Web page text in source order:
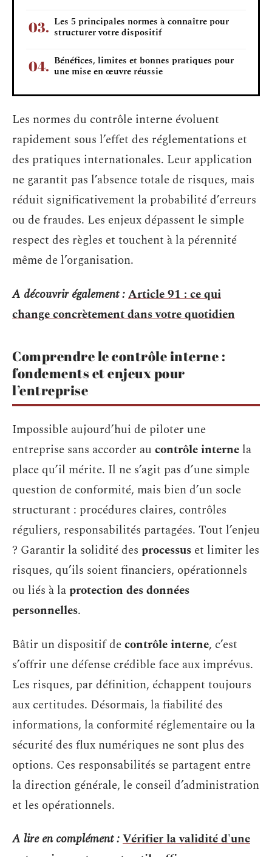
Les 5 principales normes à connaître pour
structurer votre dispositif
Bénéfices, limites et bonnes pratiques pour
une mise en œuvre réussie
Les normes du contrôle interne évoluent
rapidement sous l’effet des réglementations et
des pratiques internationales. Leur application
ne garantit pas l’absence totale de risques, mais
réduit significativement la probabilité d’erreurs
ou de fraudes. Les enjeux dépassent le simple
respect des règles et touchent à la pérennité
même de l’organisation.
A découvrir également :Article 91 : ce qui
change concrètement dans votre quotidien
Comprendre le contrôle interne :
fondements et enjeux pour
l’entreprise
Impossible aujourd’hui de piloter une
entreprise sans accorder au contrôle interne la
place qu’il mérite. Il ne s’agit pas d’une simple
question de conformité, mais bien d’un socle
structurant : procédures claires, contrôles
réguliers, responsabilités partagées. Tout l’enjeu
? Garantir la solidité des processus et limiter les
risques, qu’ils soient financiers, opérationnels
ou liés à laprotection des données
personnelles.
Bâtir un dispositif decontrôle interne, c’est
s’offrir une défense crédible face aux imprévus.
Les risques, par définition, échappent toujours
aux certitudes. Désormais, la fiabilité des
informations, la conformité réglementaire ou la
sécurité des flux numériques ne sont plus des
options. Ces responsabilités se partagent entre
la direction générale, le conseil d’administration
et les opérationnels.
A lire en complément :Vérifier la validité d'une